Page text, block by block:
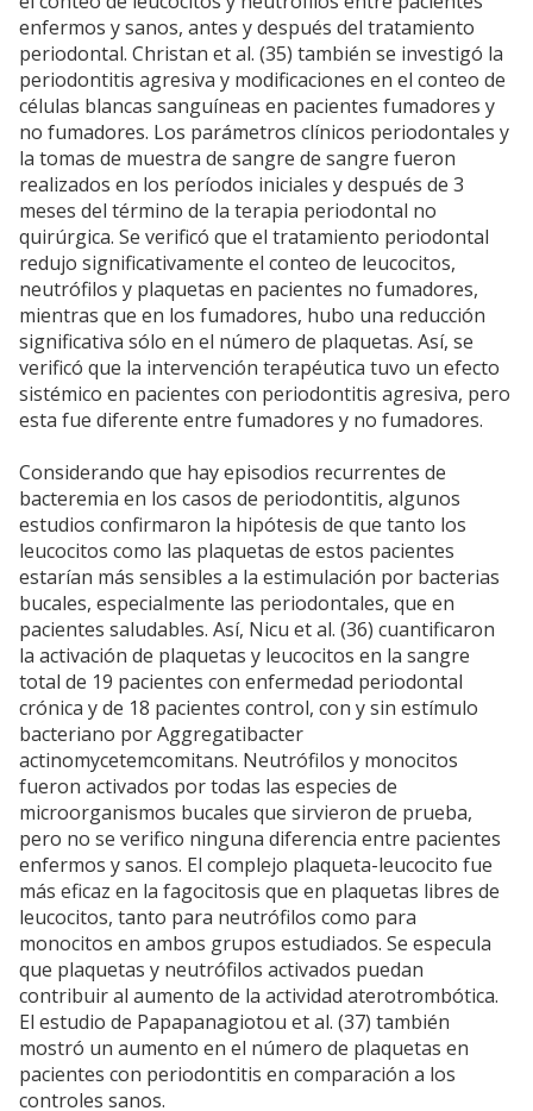
enfermos y sanos, antes y después del tratamiento
periodontal. Christan et al. (35) también se investigó la
periodontitis agresiva y modificaciones en el conteo de
células blancas sanguíneas en pacientes fumadores y
no fumadores. Los parámetros clínicos periodontales y
la tomas de muestra de sangre de sangre fueron
realizados en los períodos iniciales y después de 3
meses del término de la terapia periodontal no
quirúrgica. Se verificó que el tratamiento periodontal
redujo significativamente el conteo de leucocitos,
neutrófilos y plaquetas en pacientes no fumadores,
mientras que en los fumadores, hubo una reducción
significativa sólo en el número de plaquetas. Así, se
verificó que la intervención terapéutica tuvo un efecto
sistémico en pacientes con periodontitis agresiva, pero
esta fue diferente entre fumadores y no fumadores.
Considerando que hay episodios recurrentes de
bacteremia en los casos de periodontitis, algunos
estudios confirmaron la hipótesis de que tanto los
leucocitos como las plaquetas de estos pacientes
estarían más sensibles a la estimulación por bacterias
bucales, especialmente las periodontales, que en
pacientes saludables. Así, Nicu et al. (36) cuantificaron
la activación de plaquetas y leucocitos en la sangre
total de 19 pacientes con enfermedad periodontal
crónica y de 18 pacientes control, con y sin estímulo
bacteriano por Aggregatibacter
actinomycetemcomitans. Neutrófilos y monocitos
fueron activados por todas las especies de
microorganismos bucales que sirvieron de prueba,
pero no se verifico ninguna diferencia entre pacientes
enfermos y sanos. El complejo plaqueta-leucocito fue
más eficaz en la fagocitosis que en plaquetas libres de
leucocitos, tanto para neutrófilos como para
monocitos en ambos grupos estudiados. Se especula
que plaquetas y neutrófilos activados puedan
contribuir al aumento de la actividad aterotrombótica.
El estudio de Papapanagiotou et al. (37) también
mostró un aumento en el número de plaquetas en
pacientes con periodontitis en comparación a los
controles sanos.